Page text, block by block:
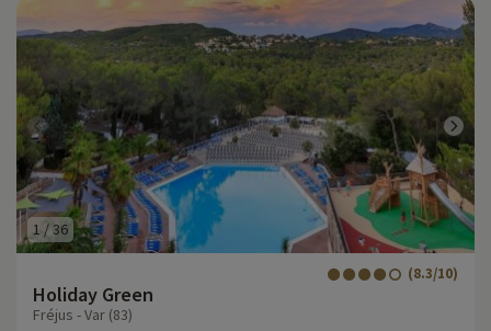
1 /36
Holiday Green
(8.3/10)
Fréjus - Var (83)